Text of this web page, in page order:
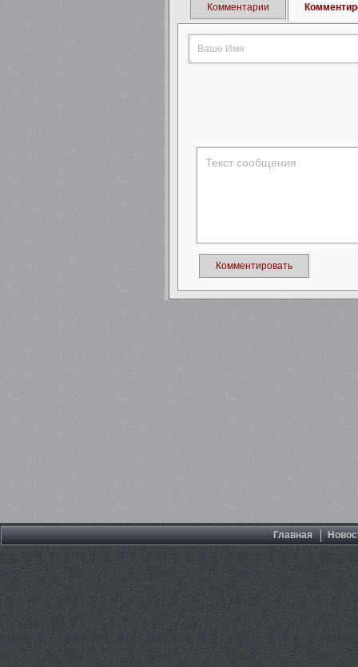
Комментарии
Комментировать
Главная